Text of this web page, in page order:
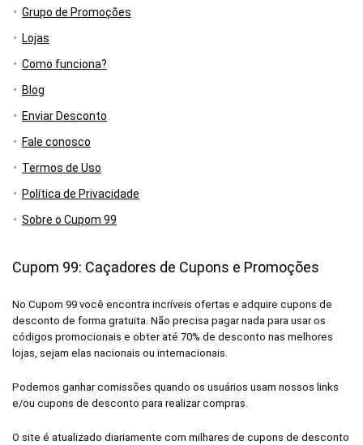
Grupo de Promoções
Lojas
Como funciona?
Blog
Enviar Desconto
Fale conosco
Termos de Uso
Política de Privacidade
Sobre o Cupom 99
Cupom 99: Caçadores de Cupons e Promoções
No Cupom 99 você encontra incríveis ofertas e adquire cupons de
desconto de forma gratuita. Não precisa pagar nada para usar os
códigos promocionais e obter até 70% de desconto nas melhores
lojas, sejam elas nacionais ou internacionais.
Podemos ganhar comissões quando os usuários usam nossos links
e/ou cupons de desconto para realizar compras.
O site é atualizado diariamente com milhares de cupons de desconto